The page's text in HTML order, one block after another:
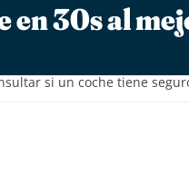
en 30s al
si un coche tiene